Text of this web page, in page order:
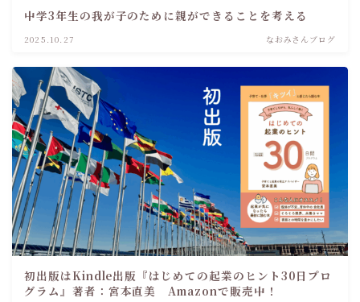
中学3年生の我が子のために親ができることを考える
2025.10.27 なおみさんブログ
初出版はKindle出版『はじめての起業のヒント30日プロ
グラム』著者：宮本直美 Amazonで販売中！